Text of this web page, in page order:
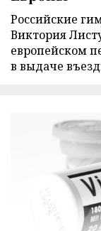
Российские
Виктория
европейском
в выдаче